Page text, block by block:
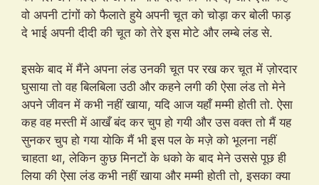
वो अपनी टांगों को फैलाते हुये अपनी चूत को चोड़ा कर बोली फाड़
दे भाई अपनी दीदी की चूत को तेरे इस मोटे और लम्बे लंड से.
इसके बाद में मैंने अपना लंड उनकी चूत पर रख कर चूत में ज़ोरदार
घुसाया तो वह बिलबिला उठी और कहने लगी की ऐसा लंड तो मेने
अपने जीवन में कभी नहीं खाया, यदि आज यहाँ मम्मी होती तो. ऐसा
कह वह मस्ती में आखँ बंद कर चुप हो गयी और उस वक्त तो मैं यह
सुनकर चुप हो गया योकि मैं भी इस पल के मज़े को भूलना नहीं
चाहता था, लेकिन कुछ मिनटों के धको के बाद मेने उससे पूछ ही
लिया की ऐसा लंड कभी नहीं खाया और मम्मी होती तो, इसका क्या